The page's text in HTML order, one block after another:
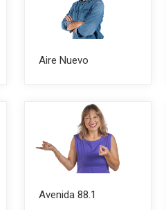
Aire Nuevo
Avenida 88.1